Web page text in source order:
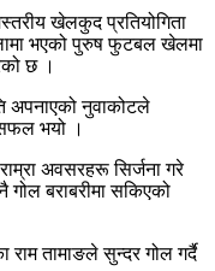
खेलकुद प्रतियोगिता
भएको पुरुष फुटबल खेलमा
छ ।
नुवाकोटले
सफल भयो ।
अवसरहरू सिर्जना गरे
गोल बराबरीमा सकिएको
तामाङले सुन्दर गोल गर्दै